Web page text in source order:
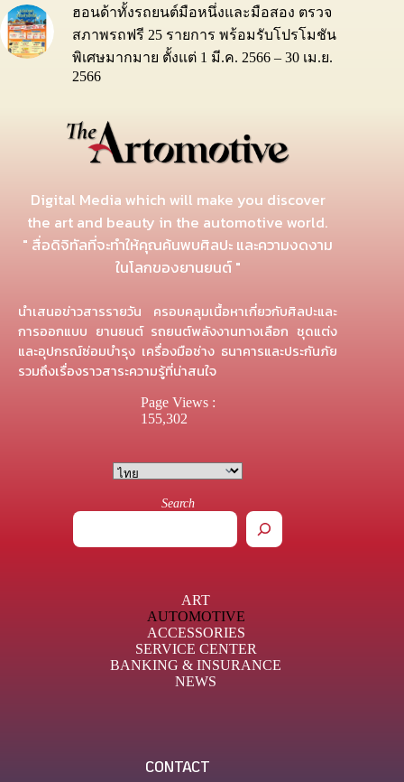
ฮอนด้าทั้งรถยนต์มือหนึ่งและมือสอง ตรวจ
สภาพรถฟรี 25 รายการ พร้อมรับโปรโมชัน
พิเศษมากมาย ตั้งแต่ 1 มี.ค. 2566 – 30 เม.ย.
2566
Digital Media which will make you discover
the art and beauty in the automotive world.
" สื่อดิจิทัลที่จะทำให้คุณค้นพบศิลปะ และความงดงาม
ในโลกของยานยนต์ "
นำเสนอข่าวสารรายวัน ครอบคลุมเนื้อหาเกี่ยวกับศิลปะและ
การออกแบบ ยานยนต์ รถยนต์พลังงานทางเลือก ชุดแต่ง
และอุปกรณ์ซ่อมบำรุง เครื่องมือช่าง ธนาคารและประกันภัย
รวมถึงเรื่องราวสาระความรู้ที่น่าสนใจ
Page Views :
155,302
Search
ART
AUTOMOTIVE
ACCESSORIES
SERVICE CENTER
BANKING & INSURANCE
NEWS
CONTACT